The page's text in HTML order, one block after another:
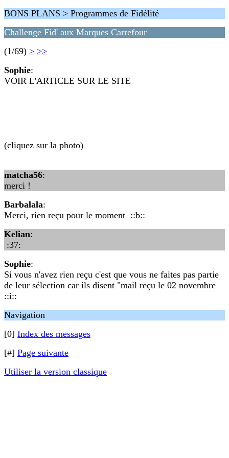
BONS PLANS > Programmes de Fidélité
Challenge Fid' aux Marques Carrefour
(1/69) > >>
Sophie:
VOIR L'ARTICLE SUR LE SITE
(cliquez sur la photo)
matcha56:
merci !
Barbalala:
Merci, rien reçu pour le moment ::b::
Kelian:
:37:
Sophie:
Si vous n'avez rien reçu c'est que vous ne faites pas partie
de leur sélection car ils disent "mail reçu le 02 novembre
::i::
Navigation
[0] Index des messages
[#] Page suivante
Utiliser la version classique